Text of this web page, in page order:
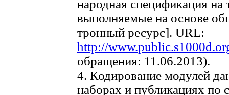
народная спецификация на
выполняемые на основе
тронный ресурс]. URL:
http://
обращения: 11.06.2013).
4. Кодирование модулей
наборах и публикациях по